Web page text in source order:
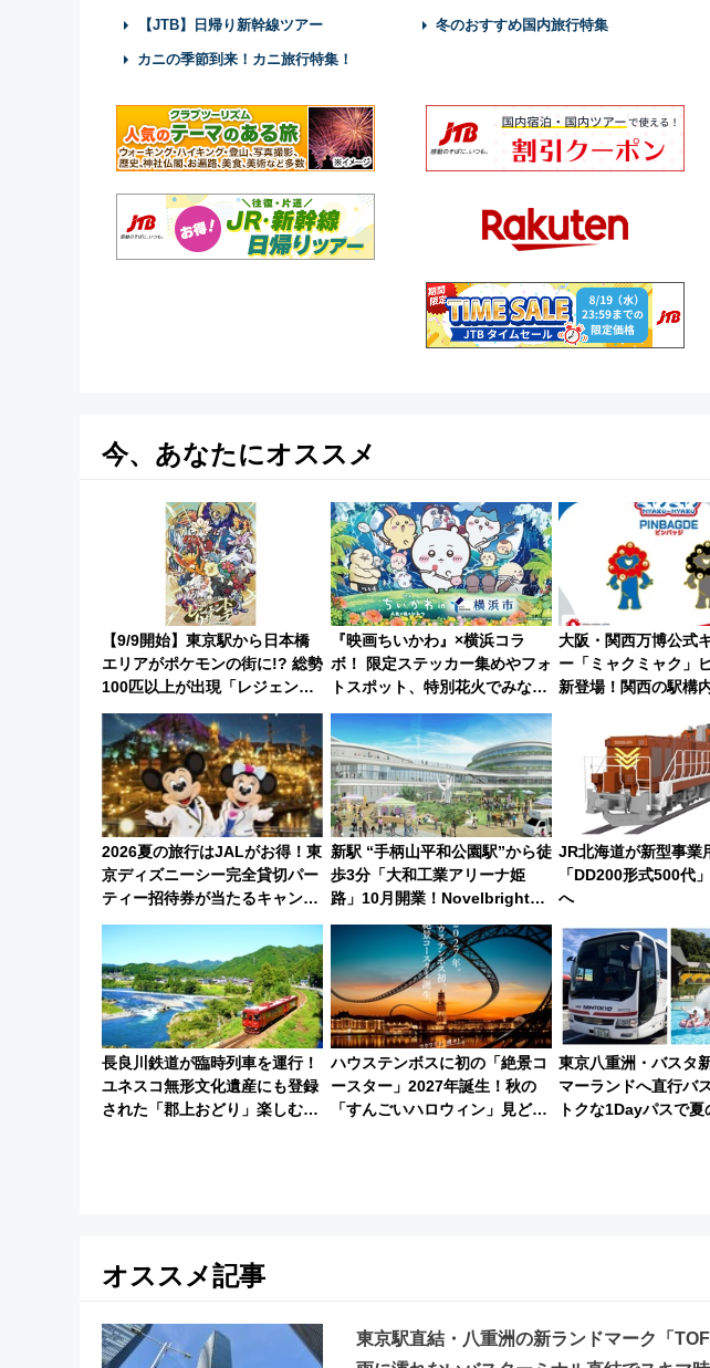
【JTB】日帰り新幹線ツアー 冬のおすすめ国内旅行特集
カニの季節到来！カニ旅行特集！
今、あなたにオススメ
【9/9開始】東京駅から日本橋
エリアがポケモンの街に!? 総勢
100匹以上が出現「レジェンド
リサーチ」本格謎解き・グッズ
情報まとめ
『映画ちいかわ』×横浜コラ
ボ！ 限定ステッカー集めやフォ
トスポット、特別花火でみなと
みらいを満喫しよう（花火鑑賞
会応募は7/12まで！）
大阪・関西万博公式
ー「ミャクミャク」
新登場！関西の駅構
2026夏の旅行はJALがお得！東
京ディズニーシー完全貸切パー
ティー招待券が当たるキャンペ
ーン始まる 条件は「夏の国内
新駅 “手柄山平和公園駅”から徒
歩3分「大和工業アリーナ姫
路」10月開業！Novelbright公
演 や大相撲巡業など 豪華イベ
ントとアクセス
JR北海道が新型事業
「DD200形式500代
へ
長良川鉄道が臨時列車を運行！
ユネスコ無形文化遺産にも登録
された「郡上おどり」楽しむ人
ハウステンボスに初の「絶景コ
ースター」2027年誕生！秋の
「すんごいハロウィン」見どこ
東京八重洲・バスタ
マーランドへ直行バ
トクな1Dayパスで夏
オススメ記事
東京駅直結・八重洲の新ランドマーク「